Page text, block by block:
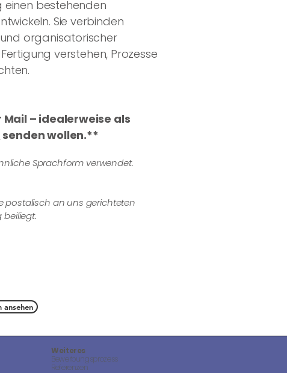
einen bestehenden
Sie verbinden
organisatorischer
verstehen, Prozesse
– idealerweise als
senden wollen.**
Sprachform verwendet.
postalisch an uns gerichteten
ansehen
Weiteres
Bewerbungsprozess
Referenzen